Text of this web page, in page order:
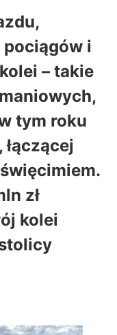
i
– takie
tym roku
zł
kolei